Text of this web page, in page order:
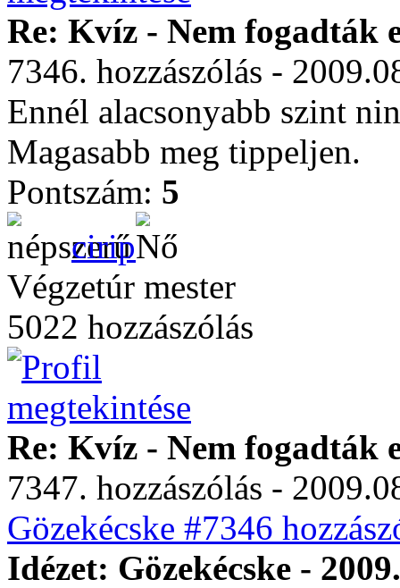
Re: Kvíz - Nem fogadták
7346. hozzászólás -
Ennél alacsonyabb szint
Magasabb meg tippeljen.
Pontszám: 5
cirip
Végzetúr mester
5022 hozzászólás
Re: Kvíz - Nem fogadták
7347. hozzászólás -
Gözekécske #7346
Idézet: Gözekécske -